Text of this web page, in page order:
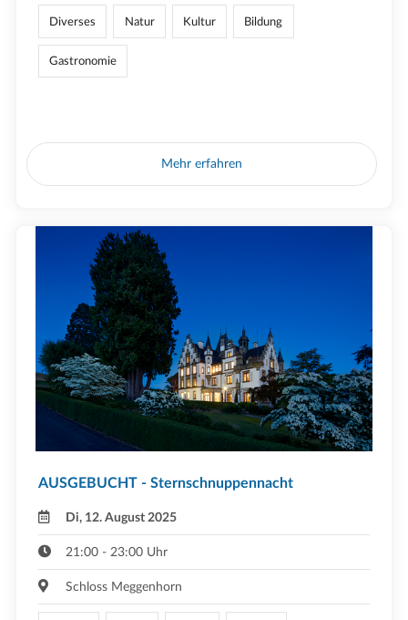
Diverses Natur Kultur Bildung
Gastronomie
Mehr erfahren
AUSGEBUCHT - Sternschnuppennacht
Di, 12. August 2025
21:00 - 23:00 Uhr
Schloss Meggenhorn